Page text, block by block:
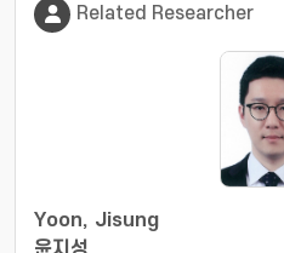
Related Researcher
Yoon, Jisung